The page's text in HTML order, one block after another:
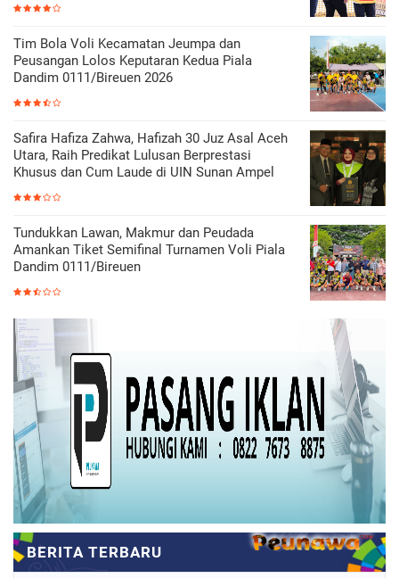
Tim Bola Voli Kecamatan Jeumpa dan
Peusangan Lolos Keputaran Kedua Piala
Dandim 0111/Bireuen 2026
Safira Hafiza Zahwa, Hafizah 30 Juz Asal Aceh
Utara, Raih Predikat Lulusan Berprestasi
Khusus dan Cum Laude di UIN Sunan Ampel
Tundukkan Lawan, Makmur dan Peudada
Amankan Tiket Semifinal Turnamen Voli Piala
Dandim 0111/Bireuen